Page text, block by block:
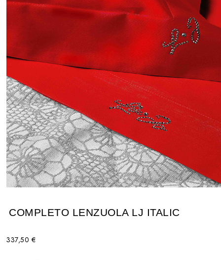
COMPLETO LENZUOLA LJ ITALIC
337,50 €